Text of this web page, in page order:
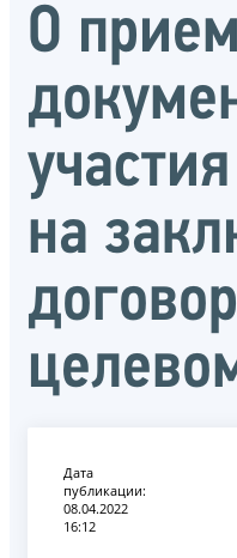
О
на
Дата
публикации:
08.04.2022
16:12